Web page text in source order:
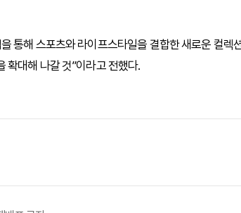
통해 스포츠와 라이프스타일을 결합한 새로운 컬렉
확대해 나갈 것”이라고 전했다.